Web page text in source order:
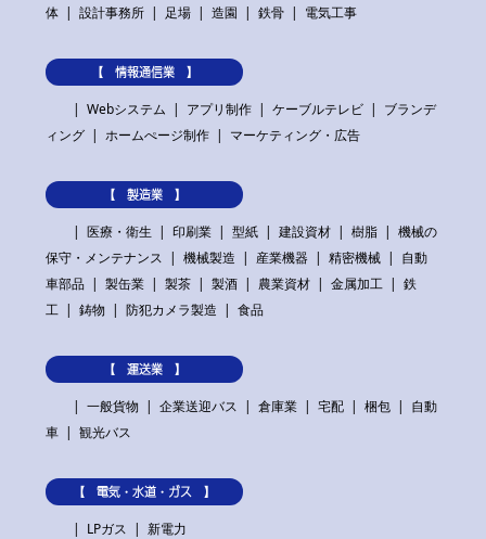
体
設計事務所 足場 造園 鉄骨 電気工事
【 情報通信業 】
Webシステム
アプリ制作 ケーブルテレビ
ブランデ
ィング
ホームぺージ制作 マーケティング・広告
【 製造業 】
医療・衛生
印刷業 型紙 建設資材 樹脂
機械の
保守・メンテナンス
機械製造 産業機器 精密機械
自動
車部品
製缶業 製茶 製酒 農業資材 金属加工
鉄
工
鋳物 防犯カメラ製造 食品
【 運送業 】
一般貨物
企業送迎バス 倉庫業 宅配 梱包
自動
車
観光バス
【 電気・水道・ガス 】
LPガス
新電力